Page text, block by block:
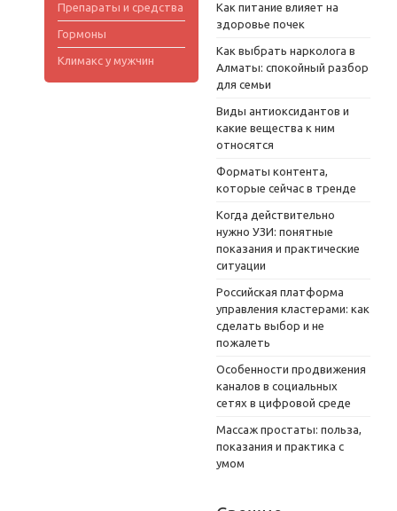
Препараты и средства
Гормоны
Климакс у мужчин
Как питание влияет на
здоровье почек
Как выбрать нарколога в
Алматы: спокойный разбор
для семьи
Виды антиоксидантов и
какие вещества к ним
относятся
Форматы контента,
которые сейчас в тренде
Когда действительно
нужно УЗИ: понятные
показания и практические
ситуации
Российская платформа
управления кластерами: как
сделать выбор и не
пожалеть
Особенности продвижения
каналов в социальных
сетях в цифровой среде
Массаж простаты: польза,
показания и практика с
умом